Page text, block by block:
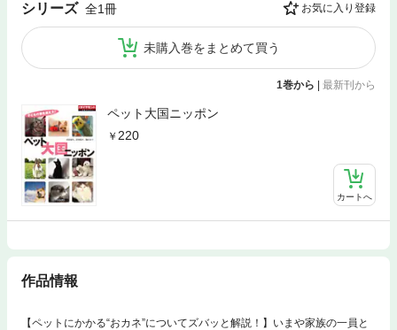
シリーズ 全1冊 お気に入り登録
未購入巻をまとめて買う
1巻から 最新刊から
ペット大国ニッポン
220
カートへ
作品情報
【ペットにかかる“おカネ”についてズバッと解説！】いまや家族の一員と